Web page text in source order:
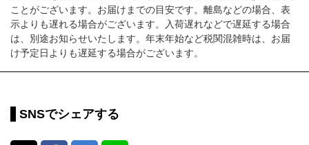
ことがございます。お届けまでの目安です。離島などの場合、表
示よりも遅れる場合がございます。入荷遅れなどで遅延する場合
は、別途お知らせいたします。年末年始など税関混雑時は、お届
け予定日よりも遅延する場合がございます。
SNSでシェアする